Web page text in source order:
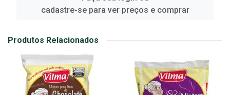
cadastre-se para ver preços e comprar
Produtos Relacionados